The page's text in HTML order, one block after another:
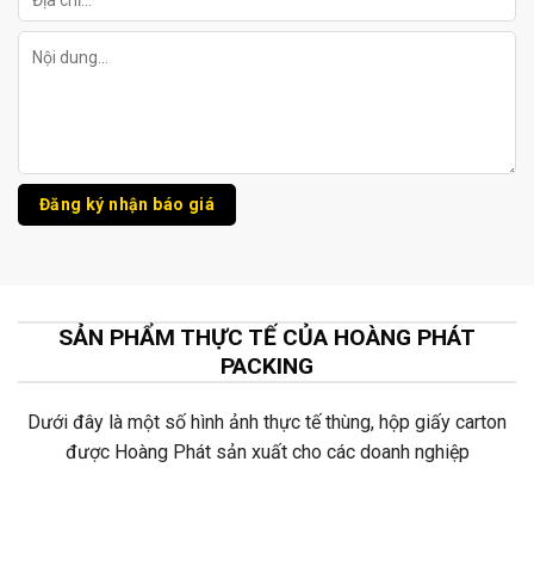
SẢN PHẨM THỰC TẾ CỦA HOÀNG PHÁT
PACKING
Dưới đây là một số hình ảnh thực tế thùng, hộp giấy carton
được Hoàng Phát sản xuất cho các doanh nghiệp